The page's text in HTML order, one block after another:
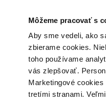
Môžeme pracovať s
Aby sme vedeli, ako
zbierame cookies.
toho používame
vás zlepšovať.
Marketingové
tretími stranami.
Poukážky